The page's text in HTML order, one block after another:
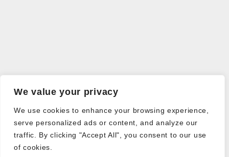
We value your privacy
We use cookies to enhance your browsing experience,
serve personalized ads or content, and analyze our
traffic. By clicking "Accept All", you consent to our use
of cookies.